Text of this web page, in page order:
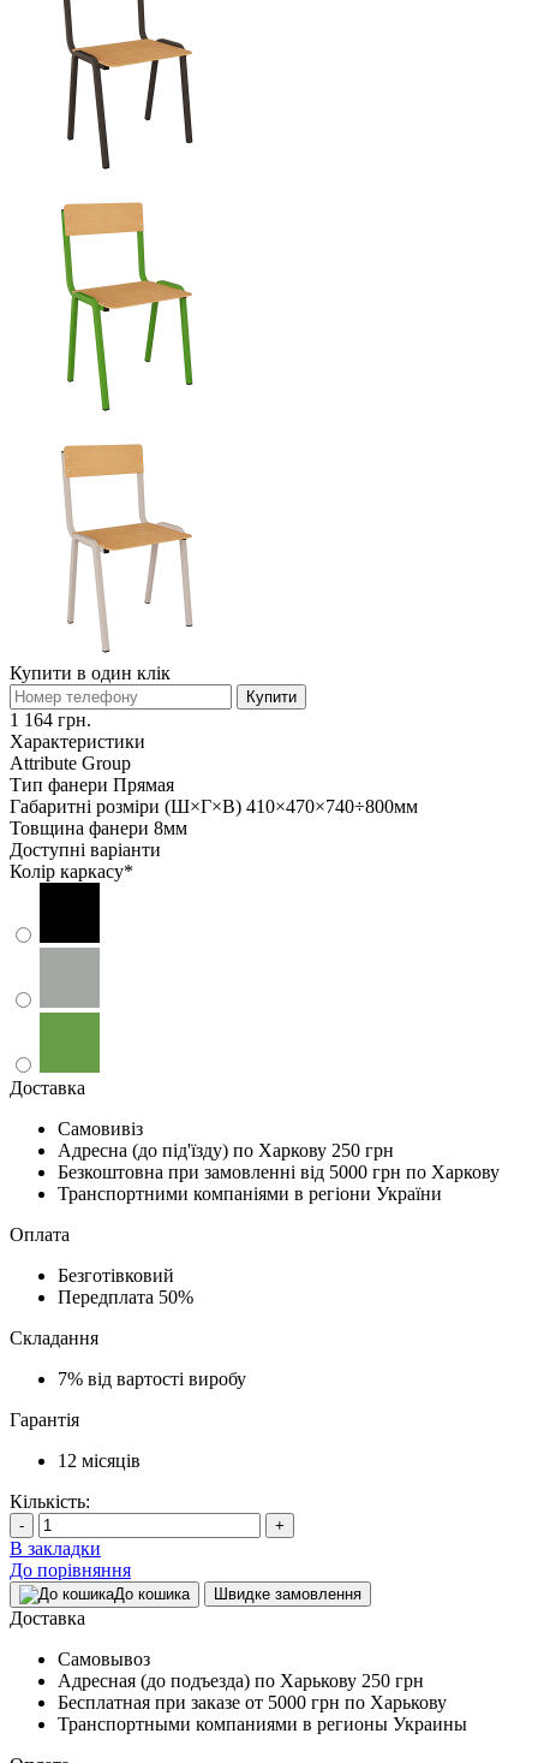
Купити в один клік
Купити
1 164 грн.
Характеристики
Attribute Group
Тип фанери Прямая
Габаритні розміри (Ш×Г×В) 410×470×740÷800мм
Товщина фанери 8мм
Доступні варіанти
Колір каркасу*
Доставка
Самовивіз
Адресна (до під'їзду) по Харкову 250 грн
Безкоштовна при замовленні від 5000 грн по Харкову
Транспортними компаніями в регіони України
Оплата
Безготівковий
Передплата 50%
Складання
7% від вартості виробу
Гарантія
12 місяців
Кількість:
- +
В закладки
До порівняння
До кошика Швидке замовлення
Доставка
Самовывоз
Адресная (до подъезда) по Харькову 250 грн
Бесплатная при заказе от 5000 грн по Харькову
Транспортными компаниями в регионы Украины